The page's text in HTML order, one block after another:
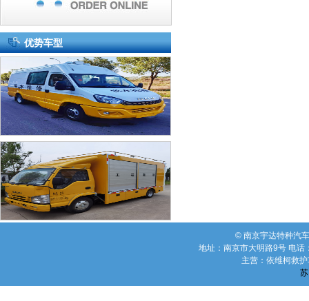
优势车型
© 南京宇达特种汽
地址：南京市大明路9号 电
主营：依维柯救